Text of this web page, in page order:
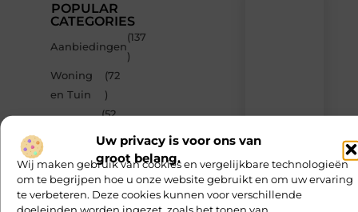
Uw privacy is voor ons van
groot belang.
Wij maken gebruik van cookies en vergelijkbare technologieën
om te begrijpen hoe u onze website gebruikt en om uw ervaring
te verbeteren. Deze cookies kunnen voor verschillende
POPULAR
CATEGORIES
Aanbiedingen
(137
)
Woning
en Tuin
(72
)
(52
)
Winkelen
(42
)
Dienstverlening
(35
de
artikelen
van
MvdWebdesign.nl